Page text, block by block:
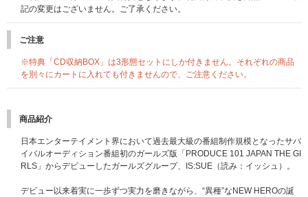
記の変更はございません。ご了承ください。
ご注意
※特典「CD収納BOX」は3形態セットにしか付きません。それぞれの商品
を別々にカートに入れても付きませんので、ご注意ください。
商品紹介
日本エンターテイメント界において過去最大級の番組制作規模となったサバ
イバルオーディション番組初のガールズ版「PRODUCE 101 JAPAN THE GI
RLS」からデビューしたガールズグループ、IS:SUE（読み：イッシュ）。
デビュー以来着実に一歩ずつ実力を磨きながら、“異種”なNEW HEROの誕